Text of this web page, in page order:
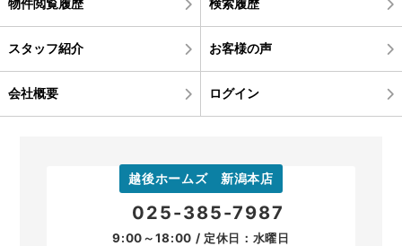
スタッフ紹介 お客様の声
会社概要 ログイン
越後ホームズ 新潟本店
025-385-7987
9:00～18:00 / 定休日：水曜日